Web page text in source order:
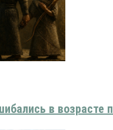
в возрасте